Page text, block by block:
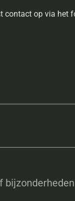
contact op via het
bijzonderheden